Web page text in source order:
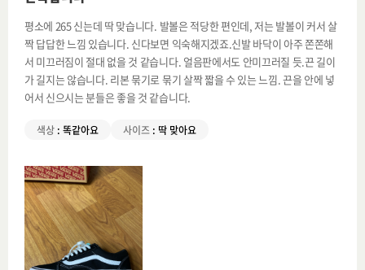
평소에 265 신는데 딱 맞습니다. 발볼은 적당한 편인데, 저는 발볼이 커서 살
짝 답답한 느낌 있습니다. 신다보면 익숙해지겠죠.신발 바닥이 아주 쫀쫀해
서 미끄러짐이 절대 없을 것 같습니다. 얼음판에서도 안미끄러질 듯.끈 길이
가 길지는 않습니다. 리본 묶기로 묶기 살짝 짧을 수 있는 느낌. 끈을 안에 넣
어서 신으시는 분들은 좋을 것 같습니다.
색상 : 똑같아요 사이즈 : 딱 맞아요